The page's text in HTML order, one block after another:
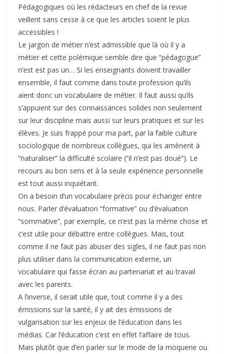
Pédagogiques où les rédacteurs en chef de la revue
veillent sans cesse à ce que les articles soient le plus
accessibles !
Le jargon de métier n’est admissible que là où il y a
métier et cette polémique semble dire que “pédagogue”
n’est est pas un… Si les enseignants doivent travailler
ensemble, il faut comme dans toute profession qu’ils
aient donc un vocabulaire de métier. Il faut aussi qu’ils
s’appuient sur des connaissances solides non seulement
sur leur discipline mais aussi sur leurs pratiques et sur les
élèves. Je suis frappé pour ma part, par la faible culture
sociologique de nombreux collègues, qui les amènent à
“naturaliser” la difficulté scolaire (“il n’est pas doué”). Le
recours au bon sens et à la seule expérience personnelle
est tout aussi inquiétant.
On a besoin d’un vocabulaire précis pour échanger entre
nous. Parler d’évaluation “formative” ou d’évaluation
“sommative”, par exemple, ce n’est pas la même chose et
c’est utile pour débattre entre collègues. Mais, tout
comme il ne faut pas abuser des sigles, il ne faut pas non
plus utiliser dans la communication externe, un
vocabulaire qui fasse écran au partenariat et au travail
avec les parents.
A l’inverse, il serait utile que, tout comme il y a des
émissions sur la santé, il y ait des émissions de
vulgarisation sur les enjeux de l’éducation dans les
médias. Car l’éducation c’est en effet l’affaire de tous.
Mais plutôt que d’en parler sur le mode de la moquerie ou